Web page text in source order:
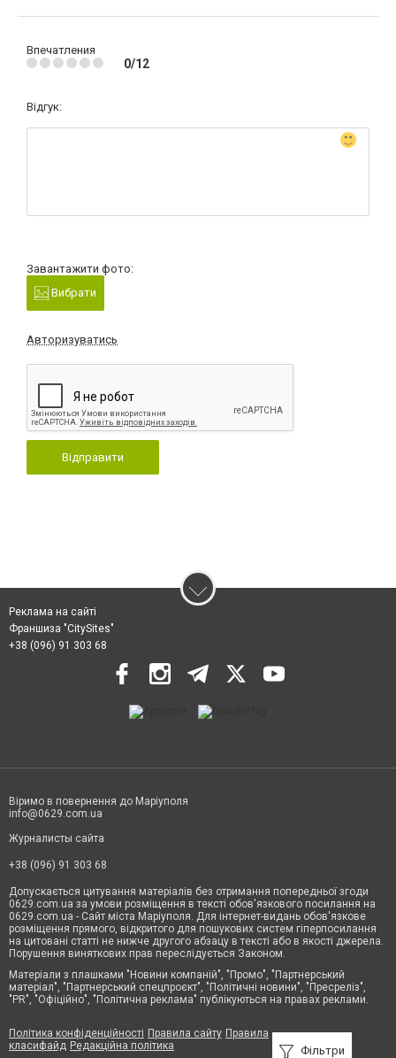
Впечатления
0/12
Відгук:
Завантажити фото:
Вибрати
Авторизуватись
Відправити
Фільтри
Реклама на сайті
Франшиза "CitySites"
+38 (096) 91 303 68
Віримо в повернення до Маріуполя
info@0629.com.ua
Журналисты сайта
+38 (096) 91 303 68
Допускається цитування матеріалів без отримання попередньої згоди
0629.com.ua за умови розміщення в тексті обов'язкового посилання на
0629.com.ua - Сайт міста Маріуполя. Для інтернет-видань обов'язкове
розміщення прямого, відкритого для пошукових систем гіперпосилання
на цитовані статті не нижче другого абзацу в тексті або в якості джерела.
Порушення виняткових прав переслідується Законом.
Матеріали з плашками "Новини компаній", "Промо", "Партнерський
матеріал", "Партнерський спецпроєкт", "Політичні новини", "Пресреліз",
"PR", "Офіційно", "Політична реклама" публікуються на правах реклами.
Політика конфіденційності Правила сайту Правила
класифайд Редакційна політика